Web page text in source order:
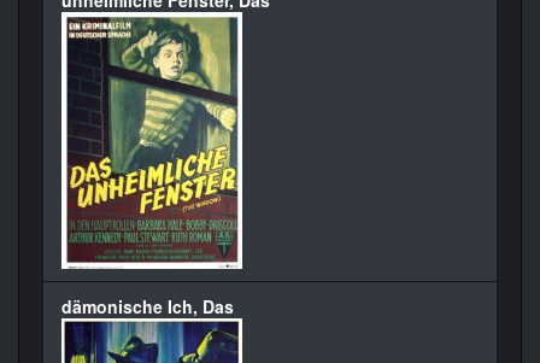
dämonische Ich, Das